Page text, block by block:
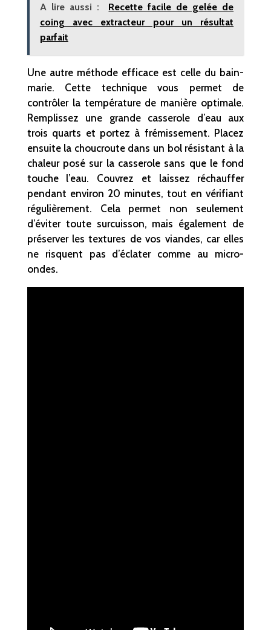
A lire aussi :
Recette facile de gelée de
coing avec extracteur pour un résultat
parfait
Une autre méthode efficace est celle du bain-
marie. Cette technique vous permet de
contrôler la température de manière optimale.
Remplissez une grande casserole d’eau aux
trois quarts et portez à frémissement. Placez
ensuite la choucroute dans un bol résistant à la
chaleur posé sur la casserole sans que le fond
touche l’eau. Couvrez et laissez réchauffer
pendant environ 20 minutes, tout en vérifiant
régulièrement. Cela permet non seulement
d’éviter toute surcuisson, mais également de
préserver les textures de vos viandes, car elles
ne risquent pas d’éclater comme au micro-
ondes.